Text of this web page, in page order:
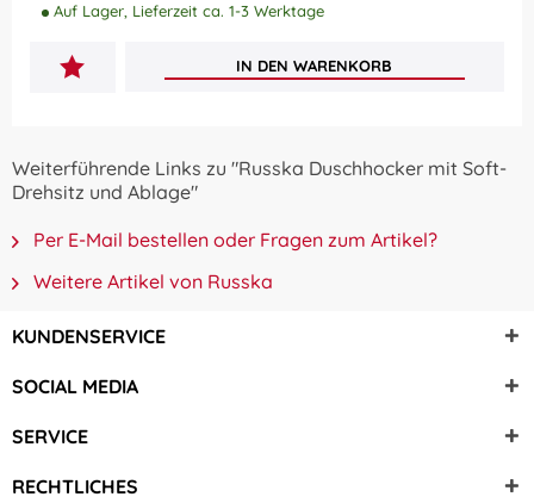
Auf Lager, Lieferzeit ca. 1-3 Werktage
IN DEN WARENKORB
Weiterführende Links zu "Russka Duschhocker mit Soft-
Drehsitz und Ablage"
Per E-Mail bestellen oder Fragen zum Artikel?
Weitere Artikel von Russka
KUNDENSERVICE
SOCIAL MEDIA
SERVICE
RECHTLICHES